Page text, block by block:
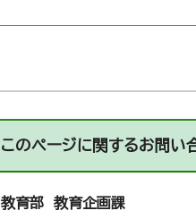
このページに関するお問い
教育部 教育企画課